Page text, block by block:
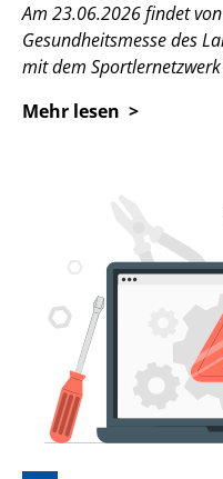
Am 23.06.2026 findet
Gesundheitsmesse des
mit dem Sportlernetzwerk
Mehr lesen